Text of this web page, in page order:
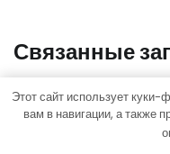
Связанные
Шипица с
Этот сайт использует
вам в навигации, а также